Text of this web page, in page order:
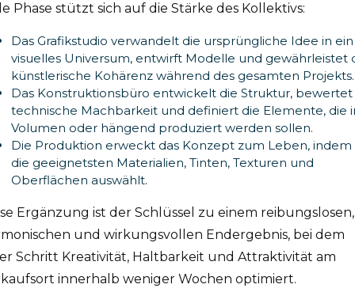
Phase stützt sich auf die Stärke des Kollektivs:
Das Grafikstudio verwandelt die ursprüngliche Idee in ein
visuelles Universum, entwirft Modelle und gewährleistet
künstlerische Kohärenz während des gesamten Projekts.
Das Konstruktionsbüro entwickelt die Struktur, bewertet
technische Machbarkeit und definiert die Elemente, die
Volumen oder hängend produziert werden sollen.
Die Produktion erweckt das Konzept zum Leben, indem
die geeignetsten Materialien, Tinten, Texturen und
Oberflächen auswählt.
Ergänzung ist der Schlüssel zu einem reibungslosen,
und wirkungsvollen Endergebnis, bei dem
Schritt Kreativität, Haltbarkeit und Attraktivität am
innerhalb weniger Wochen optimiert.